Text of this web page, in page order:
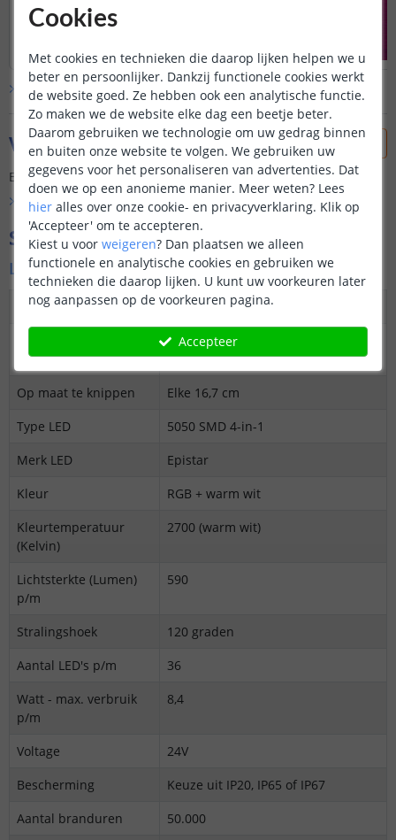
Bekijk alleklantfoto’s
Vraag & antwoord
Er is nog geen vraag gesteld over dit product.
Bekijk alle Vraag & antwoord
Specificaties
Ledstrip
Dimbaar
Ja
gehele lengte
Ja
Op maat te knippen
Elke 16,7 cm
Type LED
5050 SMD 4-in-1
Merk LED
Epistar
Kleur
RGB + warm wit
Kleurtemperatuur
(Kelvin)
2700 (warm wit)
Lichtsterkte (Lumen)
p/m
590
Stralingshoek
120 graden
Aantal LED's p/m
36
Watt - max. verbruik
p/m
8,4
Voltage
24V
Bescherming
Keuze uit IP20, IP65 of IP67
Aantal branduren
50.000
Cookies
Met cookies en technieken die daarop lijken helpen we u
beter en persoonlijker. Dankzij functionele cookies werkt
de website goed. Ze hebben ook een analytische functie.
Zo maken we de website elke dag een beetje beter.
Daarom gebruiken we technologie om uw gedrag binnen
en buiten onze website te volgen. We gebruiken uw
gegevens voor het personaliseren van advertenties. Dat
doen we op een anonieme manier. Meer weten? Lees
hier alles over onze cookie- en privacyverklaring. Klik op
'Accepteer' om te accepteren.
Kiest u voor weigeren? Dan plaatsen we alleen
functionele en analytische cookies en gebruiken we
technieken die daarop lijken. U kunt uw voorkeuren later
nog aanpassen op de voorkeuren pagina.
Accepteer